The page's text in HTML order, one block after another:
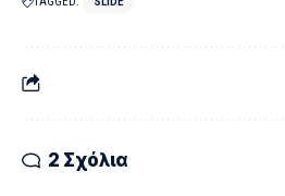
2 Σχόλια